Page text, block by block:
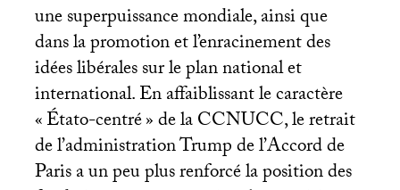
une superpuissance mondiale, ainsi que
dans la promotion et l’enracinement des
idées libérales sur le plan national et
international. En affaiblissant le caractère
«Étato-centré» de laCCNUCC, le retrait
de l’administration Trump de l’Accord de
Paris a un peu plus renforcé la position des